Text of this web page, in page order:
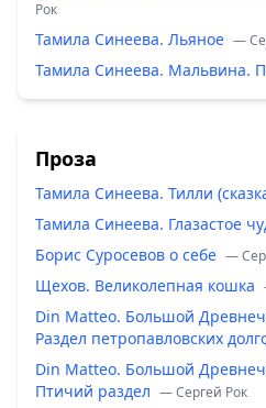
Рок
Тамила Синеева. Льяное —
Тамила Синеева. Мальвина.
Проза
Тамила Синеева. Тилли
Тамила Синеева. Глазастое
Борис Суросевов о себе —
Щехов. Великолепная кошка
Din Matteo. Большой
Раздел петропавловских
Din Matteo. Большой
Птичий раздел — Сергей Рок